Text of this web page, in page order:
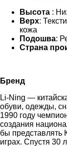
Высота :
Верх:
кожа
Подошва:
Страна
Бренд
Li-Ning —
обуви, одежды,
1990 году
создания
бы представлять
играх. Спустя 30